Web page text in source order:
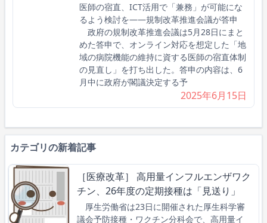
医師の宿直、ICT活用で「兼務」が可能にな
るよう検討を――規制改革推進会議が答申
政府の規制改革推進会議は5月28日にまと
めた答申で、オンライン対応を想定した「地
域の病院機能の維持に資する医師の宿直体制
の見直し」を打ち出した。答申の内容は、6
月中に政府が閣議決定する予
2025年6月15日
カテゴリの新着記事
［医療改革］ 高用量インフルエンザワク
チン、26年度の定期接種は「見送り」
厚生労働省は23日に開催された厚生科学審
議会予防接種・ワクチン分科会で、高用量イ